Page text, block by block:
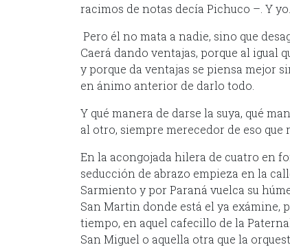
racimos de notas decía Pichuco –. Y
Pero él no mata a nadie, sino que
Caerá dando ventajas, porque al igual
y porque da ventajas se piensa mejor
en ánimo anterior de darlo todo.
Y qué manera de darse la suya, qué
al otro, siempre merecedor de eso que
En la acongojada hilera de cuatro en
seducción de abrazo empieza en la
Sarmiento y por Paraná vuelca su
San Martin donde está el ya exámine,
tiempo, en aquel cafecillo de la
San Miguel o aquella otra que la